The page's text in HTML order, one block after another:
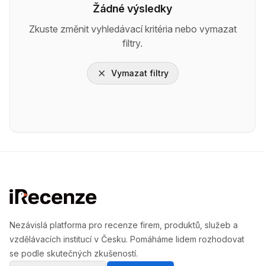
Žádné výsledky
Zkuste změnit vyhledávací kritéria nebo vymazat
filtry.
Vymazat filtry
Nezávislá platforma pro recenze firem, produktů, služeb a
vzdělávacích institucí v Česku. Pomáháme lidem rozhodovat
se podle skutečných zkušeností.